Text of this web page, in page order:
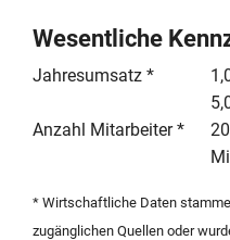
Wachstumspotenzial.
aktuelle Inhaber bietet
an, um einen
zu gewährleisten. Das
strategische Investoren,
oder qualifizierte
und Unterlagen werden
Wesentliche
Jahresumsatz *
Anzahl Mitarbeiter *
* Wirtschaftliche Daten
zugänglichen Quellen oder